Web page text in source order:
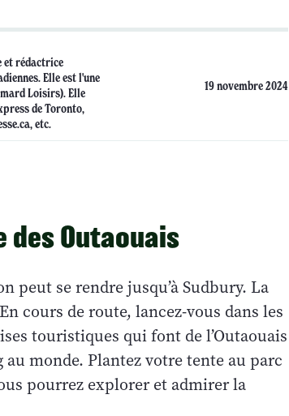
et rédactrice
Elle est l'une
Loisirs). Elle
de Toronto,
etc.
19 novembre 2024
des Outaouais
peut se rendre jusqu’à Sudbury. La
cours de route, lancez-vous dans les
touristiques qui font de l’Outaouais
monde. Plantez votre tente au parc
pourrez explorer et admirer la